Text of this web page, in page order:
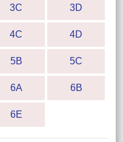
3C 3D
4C 4D
5B 5C
6A 6B
6E